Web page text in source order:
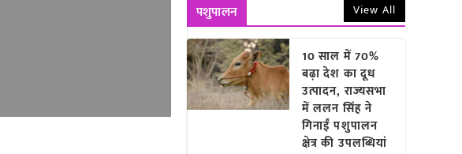
पशुपालन View All
10 साल में 70%
बढ़ा देश का दूध
उत्पादन, राज्यसभा
में ललन सिंह ने
गिनाईं पशुपालन
क्षेत्र की उपलब्धियां